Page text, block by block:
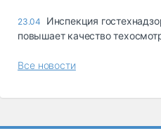
23.04
Инспекция
повышает качество
Все новости